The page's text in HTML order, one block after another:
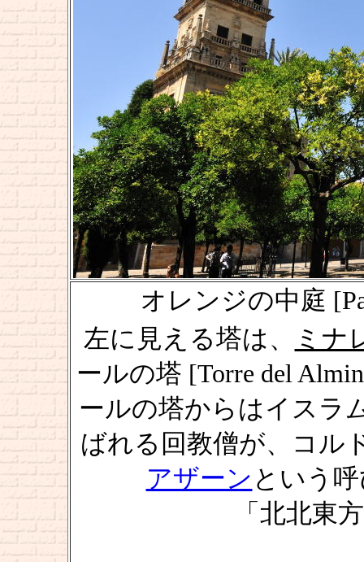
オレンジの中庭
左に見える塔は、
ミナ
ールの塔 [Torre del
ールの塔からはイスラ
ばれる回教僧が、コル
アザーン という
「北北東